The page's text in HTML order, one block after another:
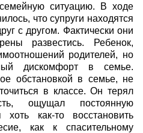
ситуацию. В ходе
что супруги находятся
с другом. Фактически они
развестись. Ребенок,
родителей, но
дискомфорт в семье.
обстановкой в семье, не
в классе. Он терял
ощущал постоянную
как-то восстановить
как к спасительному